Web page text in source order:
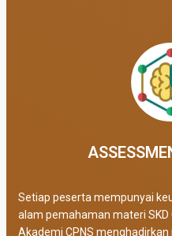
Setiap peserta mempunyai
alam pemahaman materi SKD
Akademi CPNS